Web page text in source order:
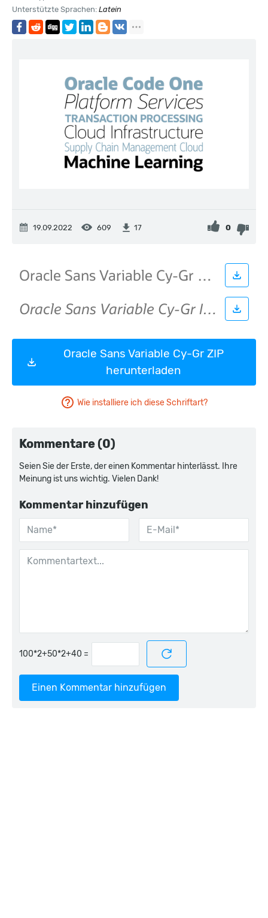
Unterstützte Sprachen: Latein
19.09.2022 609 17 0
Oracle Sans Variable Cy-Gr ZIP
herunterladen
Wie installiere ich diese Schriftart?
Kommentare (0)
Seien Sie der Erste, der einen Kommentar hinterlässt. Ihre
Meinung ist uns wichtig. Vielen Dank!
Kommentar hinzufügen
=
Einen Kommentar hinzufügen